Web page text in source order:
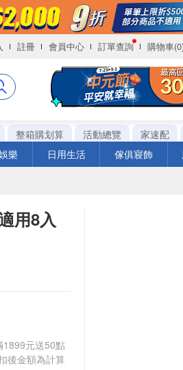
註冊 會員中心 訂單查詢 購物車
整箱購划算 活動總覽 家速配
樂 日用生活 傢俱寢飾
用8入
1899元送50點
後金額為計算